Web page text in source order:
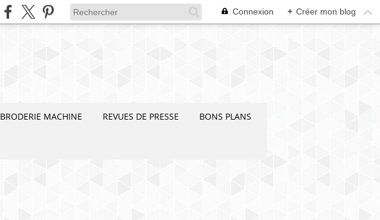
Connexion + Créer mon blog
BRODERIE MACHINE REVUES DE PRESSE BONS PLANS